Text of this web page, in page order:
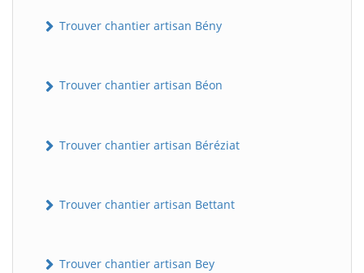
Trouver chantier artisan Bény
Trouver chantier artisan Béon
Trouver chantier artisan Béréziat
Trouver chantier artisan Bettant
Trouver chantier artisan Bey